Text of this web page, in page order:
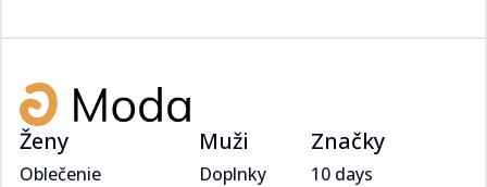
Ženy
Oblečenie
Muži
Doplnky
Značky
10 days